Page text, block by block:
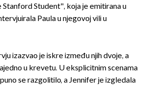
Student", koja je emitirana u
Paula u njegovoj vili u
izazvao je iskre između njih dvoje, a
u krevetu. U eksplicitnim scenama
se razgolitilo, a Jennifer je izgledala